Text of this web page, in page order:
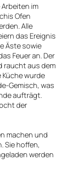
im
Ofen
Alle
das Ereignis
Äste sowie
Feuer an. Der
raucht aus dem
wurde
Gemisch, was
aufträgt.
der
machen und
Sie hoffen,
werden